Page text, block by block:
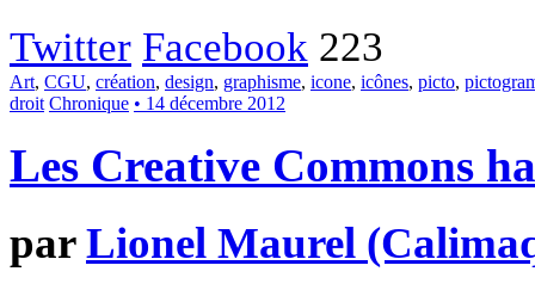
Twitter Facebook 223
Art, CGU, création, design, graphisme, icone, icônes, picto,
droit Chronique • 14 décembre 2012
Les Creative Commons
parLionel Maurel